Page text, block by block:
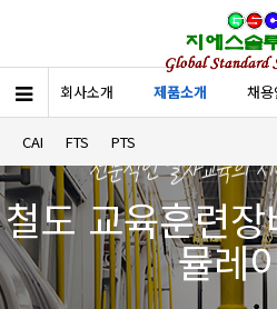
회사소개 제품소개 채용
CAI FTS PTS
철도 교육훈련
뮬레